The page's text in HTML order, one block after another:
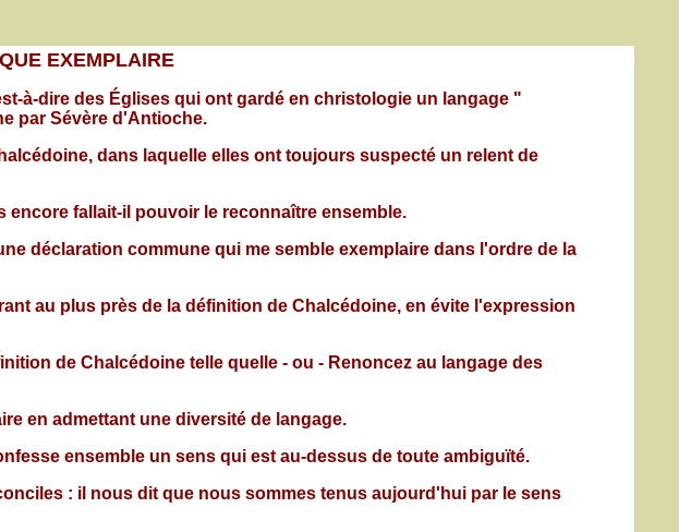
EXEMPLAIRE
à-dire des Églises qui ont gardé en christologie un langage "
par Sévère d'Antioche.
dans laquelle elles ont toujours suspecté un relent de
fallait-il pouvoir le reconnaître ensemble.
déclaration commune qui me semble exemplaire dans l'ordre de la
au plus près de la définition de Chalcédoine, en évite l'expression
de Chalcédoine telle quelle - ou - Renoncez au langage des
en admettant une diversité de langage.
ensemble un sens qui est au-dessus de toute ambiguïté.
: il nous dit que nous sommes tenus aujourd'hui par le sens